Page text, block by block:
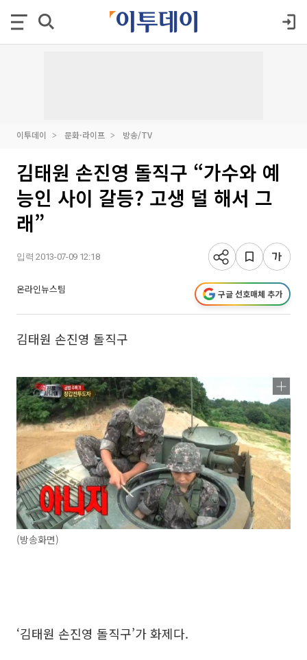
이투데이 문화·라이프 방송/TV
김태원 손진영 돌직구 “가수와 예
능인 사이 갈등? 고생 덜 해서 그
래”
입력 2013-07-09 12:18
온라인뉴스팀 구글 선호매체 추가
김태원 손진영 돌직구
(방송화면)
‘김태원 손진영 돌직구’가 화제다.